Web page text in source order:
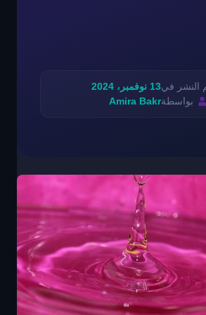
النشر في13 نوفمبر، 2024
بواسطةAmira Bakr